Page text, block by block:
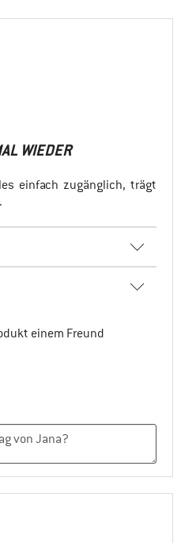
WIEDER
einfach zugänglich, trägt
einem Freund